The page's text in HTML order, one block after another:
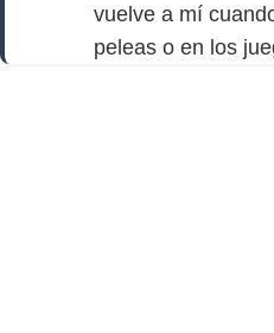
vuelve a mí
peleas o en los